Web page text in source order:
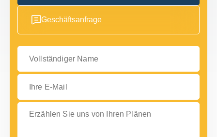
Geschäftsanfrage
Vollständiger Name
Ihre E-Mail
Erzählen Sie uns von Ihren Plänen